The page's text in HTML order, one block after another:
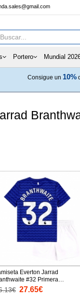
Portero Mundial
Consigue un 10%
Everton Jarrad
#32 Primera
Replica 2025-26 para
mangas cortas (+
27.65€